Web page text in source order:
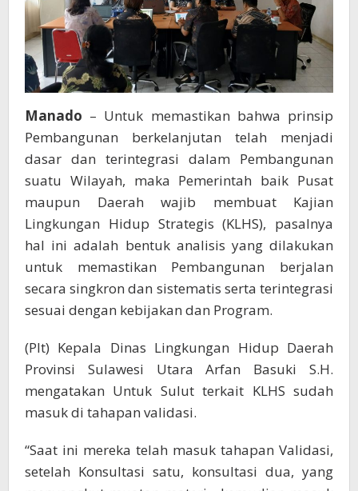
Manado – Untuk memastikan bahwa prinsip
Pembangunan berkelanjutan telah menjadi
dasar dan terintegrasi dalam Pembangunan
suatu Wilayah, maka Pemerintah baik Pusat
maupun Daerah wajib membuat Kajian
Lingkungan Hidup Strategis (KLHS), pasalnya
hal ini adalah bentuk analisis yang dilakukan
untuk memastikan Pembangunan berjalan
secara singkron dan sistematis serta terintegrasi
sesuai dengan kebijakan dan Program.
(Plt) Kepala Dinas Lingkungan Hidup Daerah
Provinsi Sulawesi Utara Arfan Basuki S.H.
mengatakan Untuk Sulut terkait KLHS sudah
masuk di tahapan validasi.
“Saat ini mereka telah masuk tahapan Validasi,
setelah Konsultasi satu, konsultasi dua, yang